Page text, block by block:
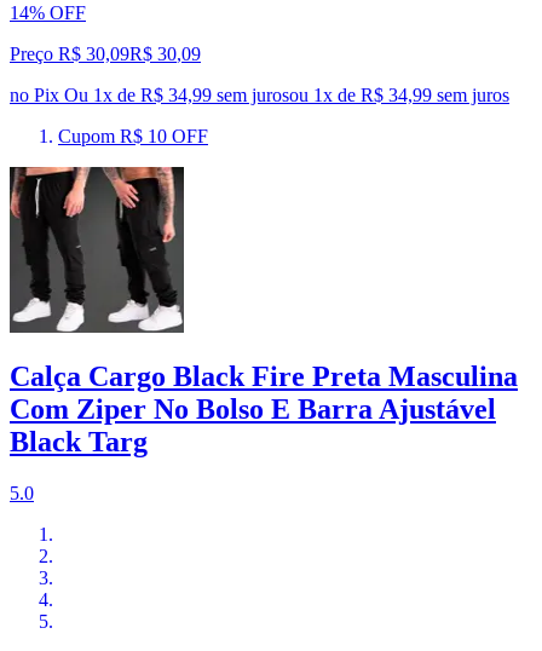
14% OFF
Preço R$ 30,09R$ 30,09
no Pix Ou 1x de R$ 34,99 sem jurosou 1x de R$ 34,99 sem juros
Cupom R$ 10 OFF
Calça Cargo Black Fire Preta Masculina
Com Ziper No Bolso E Barra Ajustável
Black Targ
5.0